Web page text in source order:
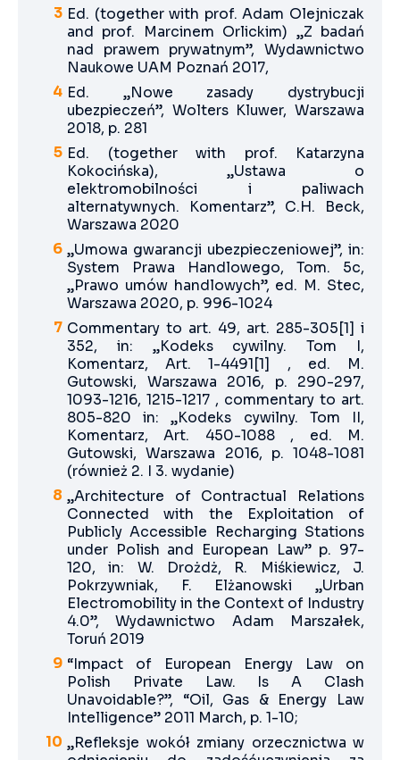
Ed. (together with prof. Adam Olejniczak
and prof. Marcinem Orlickim) „Z badań
nad prawem prywatnym”, Wydawnictwo
Naukowe UAM Poznań 2017,
Ed. „Nowe zasady dystrybucji
ubezpieczeń”, Wolters Kluwer, Warszawa
2018, p. 281
Ed. (together with prof. Katarzyna
Kokocińska), „Ustawa o
elektromobilności i paliwach
alternatywnych. Komentarz”, C.H. Beck,
Warszawa 2020
„Umowa gwarancji ubezpieczeniowej”, in:
System Prawa Handlowego, Tom. 5c,
„Prawo umów handlowych”, ed. M. Stec,
Warszawa 2020, p. 996-1024
Commentary to art. 49, art. 285-305[1] i
352, in: „Kodeks cywilny. Tom I,
Komentarz, Art. 1-4491[1] , ed. M.
Gutowski, Warszawa 2016, p. 290-297,
1093-1216, 1215-1217 , commentary to art.
805-820 in: „Kodeks cywilny. Tom II,
Komentarz, Art. 450-1088 , ed. M.
Gutowski, Warszawa 2016, p. 1048-1081
(również 2. I 3. wydanie)
„Architecture of Contractual Relations
Connected with the Exploitation of
Publicly Accessible Recharging Stations
under Polish and European Law” p. 97-
120, in: W. Drożdż, R. Miśkiewicz, J.
Pokrzywniak, F. Elżanowski „Urban
Electromobility in the Context of Industry
4.0”, Wydawnictwo Adam Marszałek,
Toruń 2019
“Impact of European Energy Law on
Polish Private Law. Is A Clash
Unavoidable?”, “Oil, Gas & Energy Law
Intelligence” 2011 March, p. 1-10;
„Refleksje wokół zmiany orzecznictwa w